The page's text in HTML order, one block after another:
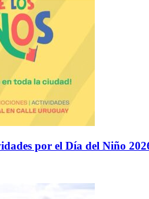
por el Día del Niño